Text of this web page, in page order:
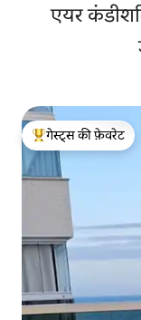
एयर
गेस्ट्स का टॉप फ़ेवरेट
गेस्ट्स की फ़ेवरेट